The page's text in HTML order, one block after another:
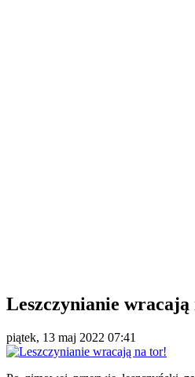
Leszczynianie
piątek, 13 maj 2022 07:41